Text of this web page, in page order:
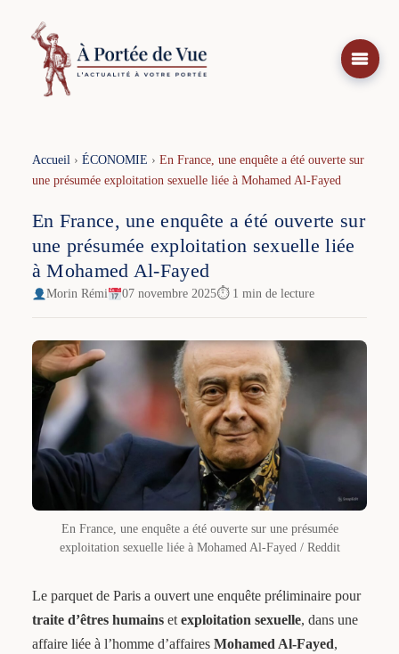
contenu
Accueil› ÉCONOMIE › En France, une enquête a été ouverte sur
une présumée exploitation sexuelle liée à Mohamed Al-Fayed
En France, une enquête a été ouverte sur
une présumée exploitation sexuelle liée
à Mohamed Al-Fayed
Morin Rémi 07 novembre 2025⏱ 1 min de lecture
En France, une enquête a été ouverte sur une présumée
exploitation sexuelle liée à Mohamed Al-Fayed / Reddit
Le parquet de Paris a ouvert une enquête préliminaire pour
traite d’êtres humainset exploitation sexuelle, dans une
affaire liée à l’homme d’affaires Mohamed Al-Fayed,